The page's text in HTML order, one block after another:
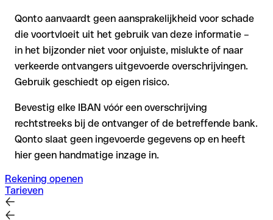
Qonto aanvaardt geen aansprakelijkheid voor schade
die voortvloeit uit het gebruik van deze informatie –
in het bijzonder niet voor onjuiste, mislukte of naar
verkeerde ontvangers uitgevoerde overschrijvingen.
Gebruik geschiedt op eigen risico.
Bevestig elke IBAN vóór een overschrijving
rechtstreeks bij de ontvanger of de betreffende bank.
Qonto slaat geen ingevoerde gegevens op en heeft
hier geen handmatige inzage in.
Rekening openen
Tarieven